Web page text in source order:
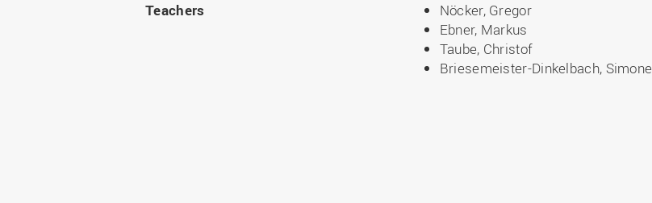
Teachers
Nöcker, Gregor
Ebner, Markus
Taube, Christof
Briesemeister-Dinkelbach, Simone